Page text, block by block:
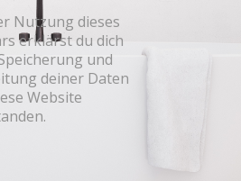
Nutzung dieses
erklärst du dich
und
deiner Daten
Website